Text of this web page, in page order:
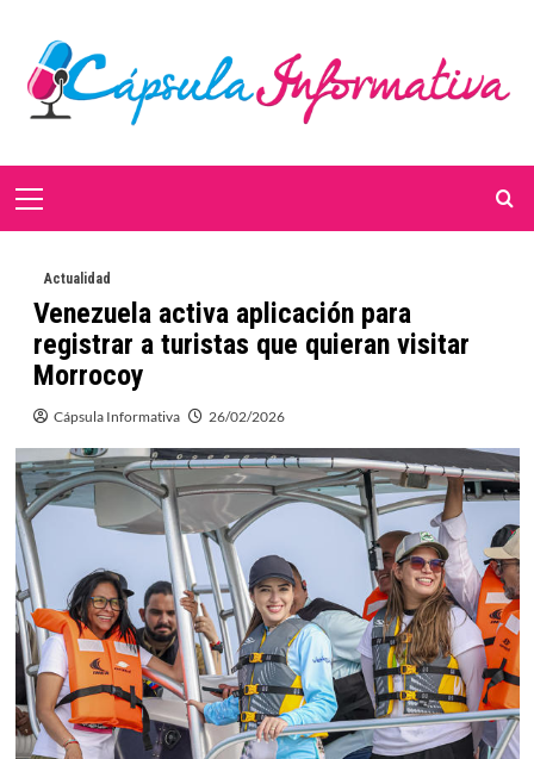
contenido
Menú
Actualidad
Venezuela activa aplicación para
registrar a turistas que quieran visitar
Morrocoy
Cápsula Informativa 26/02/2026